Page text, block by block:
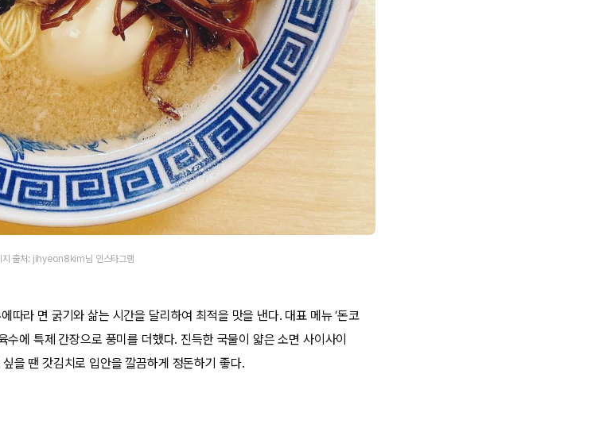
지 출처: jihyeon8kim님 인스타그램
따라 면 굵기와 삶는 시간을 달리하여 최적을 맛을 낸다. 대표 메뉴 ‘돈코
에 특제 간장으로 풍미를 더했다. 진득한 국물이 얇은 소면 사이사이
을 땐 갓김치로 입안을 깔끔하게 정돈하기 좋다.